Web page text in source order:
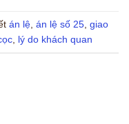
án lệ án lệ số 25 giao
lý do khách quan